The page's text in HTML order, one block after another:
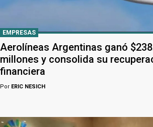
EMPRESAS
Aerolíneas Argentinas ganó
millones y consolida su
financiera
Por ERIC NESICH